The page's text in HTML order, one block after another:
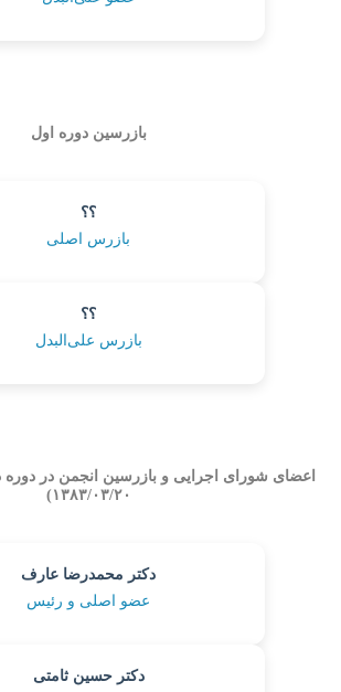
بازرسین دوره اول
؟؟
بازرس اصلی
؟؟
بازرس علی‌البدل
۱۳۸۳/۰۳/۲۰)
دکتر محمدرضا عارف
عضو اصلی و رئیس
دکتر حسین ثامتی